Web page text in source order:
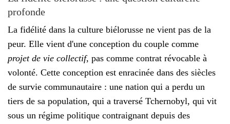
profonde
La fidélité dans la culture biélorusse ne vient pas de la
peur. Elle vient d'une conception du couple comme
projet de vie collectif, pas comme contrat révocable à
volonté. Cette conception est enracinée dans des siècles
de survie communautaire : une nation qui a perdu un
tiers de sa population, qui a traversé Tchernobyl, qui vit
sous un régime politique contraignant depuis des